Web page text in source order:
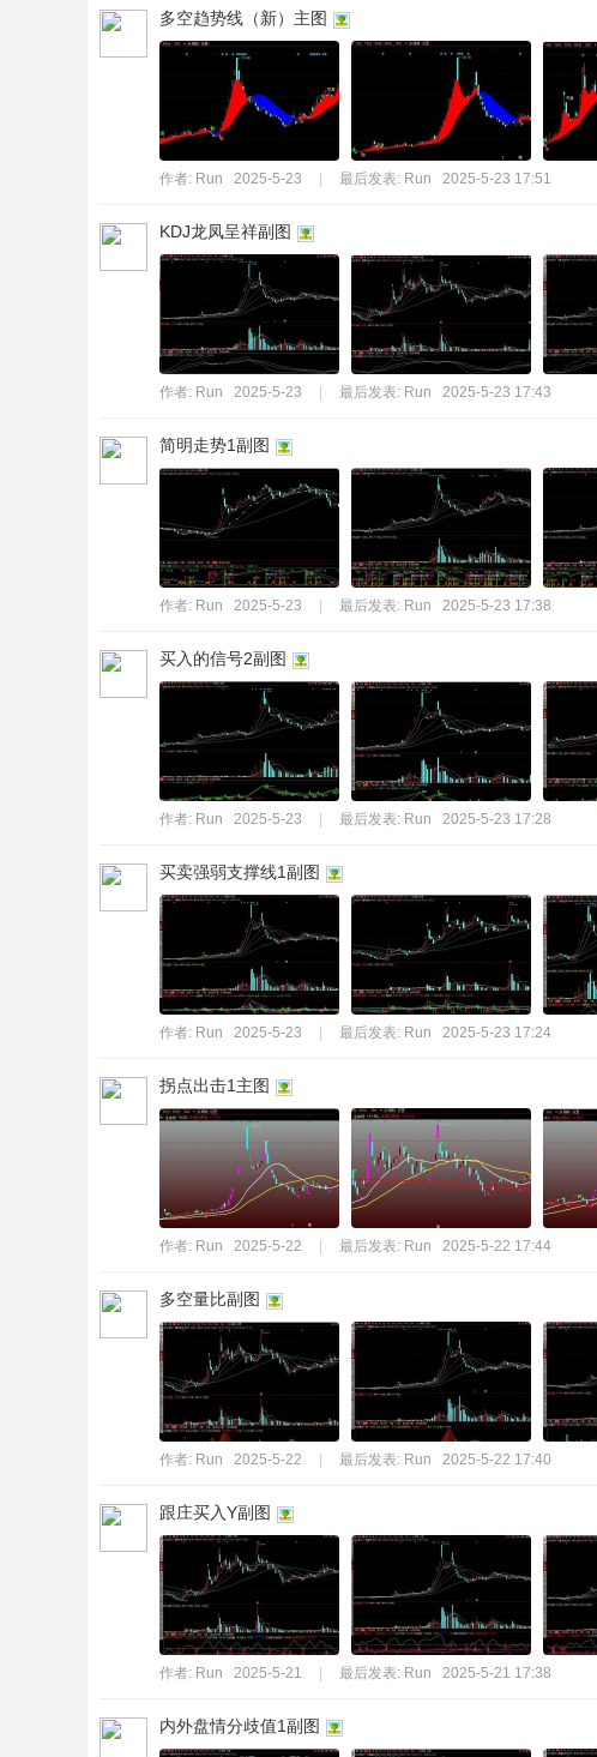
多空趋势线（新）主图
作者: Run 2025-5-23 最后发表: Run 2025-5-23 17:51
KDJ龙凤呈祥副图
作者: Run 2025-5-23 最后发表: Run 2025-5-23 17:43
简明走势1副图
作者: Run 2025-5-23 最后发表: Run 2025-5-23 17:38
买入的信号2副图
作者: Run 2025-5-23 最后发表: Run 2025-5-23 17:28
买卖强弱支撑线1副图
作者: Run 2025-5-23 最后发表: Run 2025-5-23 17:24
拐点出击1主图
作者: Run 2025-5-22 最后发表: Run 2025-5-22 17:44
多空量比副图
作者: Run 2025-5-22 最后发表: Run 2025-5-22 17:40
跟庄买入Y副图
作者: Run 2025-5-21 最后发表: Run 2025-5-21 17:38
内外盘情分歧值1副图